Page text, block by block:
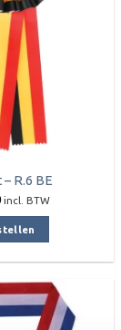
R.6 BE
incl. BTW